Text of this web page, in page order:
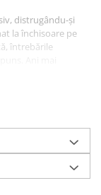
distrugându-și
la închisoare pe
întrebările
Poate că în sfârșit
va îngropa și mai
Whitaker
Mi-a plăcut
la esența